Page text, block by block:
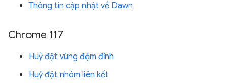
Thông tin cập nhật về Dawn
Chrome 117
Huỷ đặt vùng đệm đỉnh
Huỷ đặt nhóm liên kết